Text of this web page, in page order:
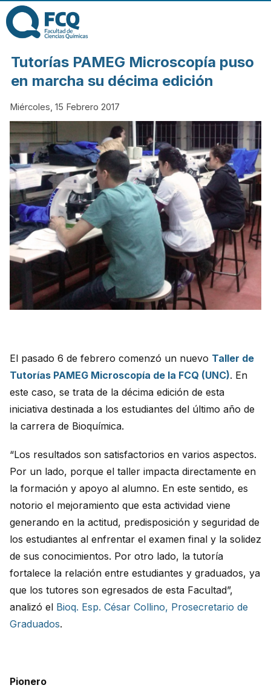
FACULTAD DE
CIENCIAS
QUÍMICAS DE
LA
UNIVERSIDAD
NACIONAL DE
CÓRDOBA
Tutorías PAMEG Microscopía puso
en marcha su décima edición
Miércoles, 15 Febrero 2017
El pasado 6 de febrero comenzó un nuevo Taller de
Tutorías PAMEG Microscopía de la FCQ (UNC). En
este caso, se trata de la décima edición de esta
iniciativa destinada a los estudiantes del último año de
la carrera de Bioquímica.
“Los resultados son satisfactorios en varios aspectos.
Por un lado, porque el taller impacta directamente en
la formación y apoyo al alumno. En este sentido, es
notorio el mejoramiento que esta actividad viene
generando en la actitud, predisposición y seguridad de
los estudiantes al enfrentar el examen final y la solidez
de sus conocimientos. Por otro lado, la tutoría
fortalece la relación entre estudiantes y graduados, ya
que los tutores son egresados de esta Facultad”,
analizó el Bioq. Esp. César Collino, Prosecretario de
Graduados.
Pionero